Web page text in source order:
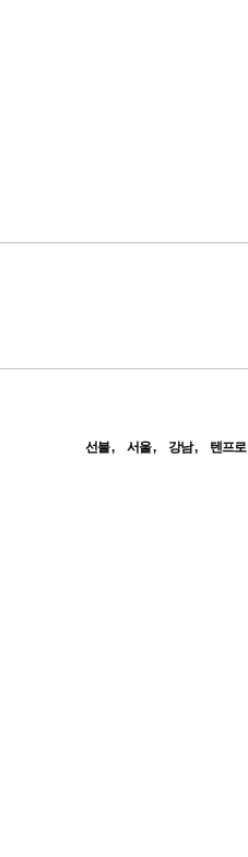
선불 서울 강남 텐프로